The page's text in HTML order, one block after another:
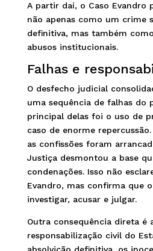
A partir daí, o Caso Evandro
não apenas como um crime
definitiva, mas também
abusos institucionais.
Falhas e
O desfecho judicial
uma sequência de falhas do
principal delas foi o uso de
caso de enorme
as confissões foram
Justiça desmontou a base
condenações. Isso não
Evandro, mas confirma que
investigar, acusar e julgar.
Outra consequência direta é
responsabilização civil do